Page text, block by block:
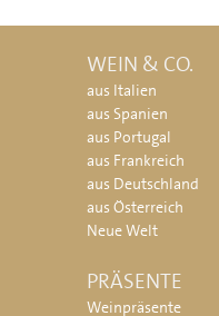
WEIN & CO.
aus Italien
aus Spanien
aus Portugal
aus Frankreich
aus Deutschland
aus Österreich
Neue Welt
PRÄSENTE
Weinpräsente